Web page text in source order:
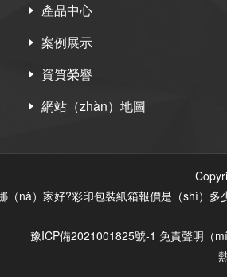
產品中心
案例展示
資質榮譽
網站（zhàn）地圖
（nǎ）家好?彩印包裝紙箱報價是（shì）
豫ICP備2021001825號-1 免責聲明（